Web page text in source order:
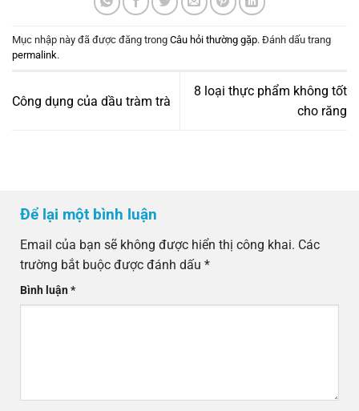
Mục nhập này đã được đăng trong Câu hỏi thường gặp. Đánh dấu trang
permalink.
Công dụng của dầu tràm trà
8 loại thực phẩm không tốt
cho răng
Để lại một bình luận
Email của bạn sẽ không được hiển thị công khai. Các
trường bắt buộc được đánh dấu *
Bình luận*